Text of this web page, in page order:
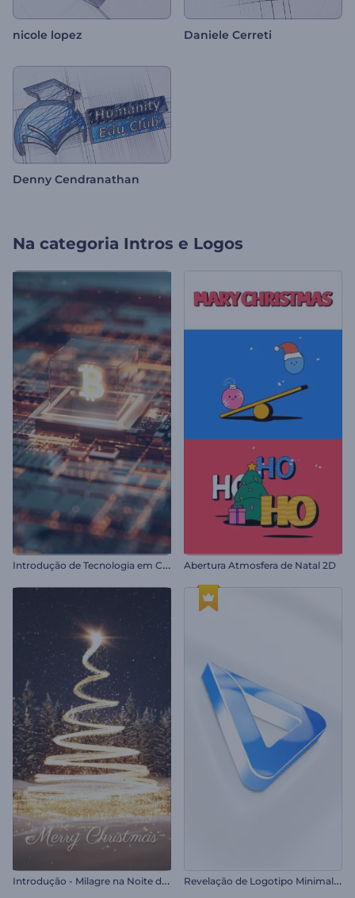
nicole lopez Daniele Cerreti
Denny Cendranathan
Na categoria Intros e Logos
I
ntrodução de Tecnologia em Criptomoedas Abertura Atmosfera de Natal 2D
I
ntrodução - Milagre na Noite de Natal R
evelação de Logotipo Minimalista